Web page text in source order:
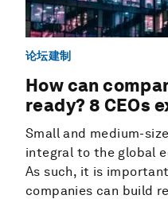
论坛建制
How can
ready? 8 CEOs
Small and medium-
integral to the global
As such, it is
companies can build